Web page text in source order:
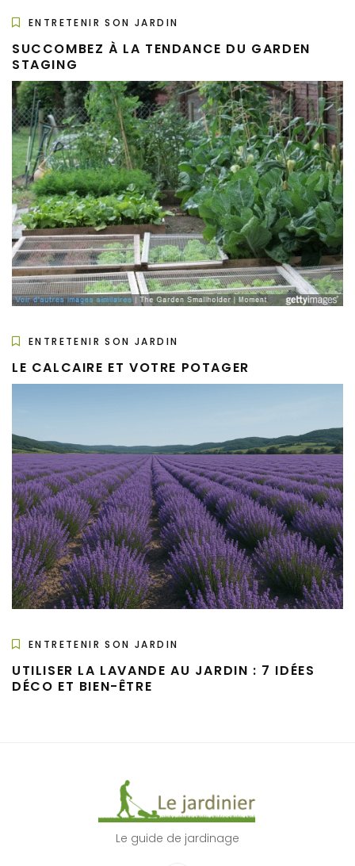
ENTRETENIR SON JARDIN
SUCCOMBEZ À LA TENDANCE DU GARDEN
STAGING
ENTRETENIR SON JARDIN
LE CALCAIRE ET VOTRE POTAGER
ENTRETENIR SON JARDIN
UTILISER LA LAVANDE AU JARDIN : 7 IDÉES
DÉCO ET BIEN-ÊTRE
Le guide de jardinage